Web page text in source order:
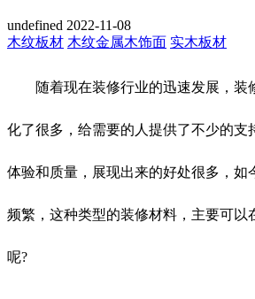
undefined 2022-11-08
木纹板材 木纹金属木饰面 实木板材
随着现在装修行业的迅速发展，装
化了很多，给需要的人提供了不少的支
体验和质量，展现出来的好处很多，如
频繁，这种类型的装修材料，主要可以
呢?